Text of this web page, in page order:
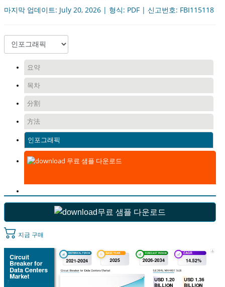
마지막 업데이트: July 20, 2026 | 형식: PDF | 신고번호: FBI115118
요약
목차
分割
方法
인포그래픽
무료 샘플 다운로드
무료 샘플 다운로드
지금 구매